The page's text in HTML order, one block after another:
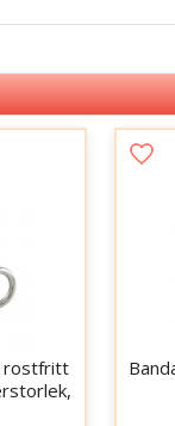
rostfritt